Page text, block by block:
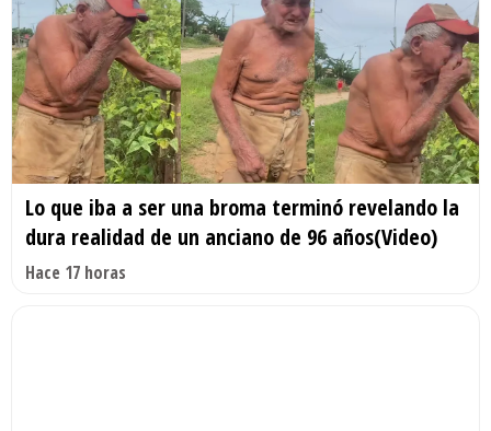
Lo que iba a ser una broma terminó revelando la
dura realidad de un anciano de 96 años(Video)
Hace 17 horas